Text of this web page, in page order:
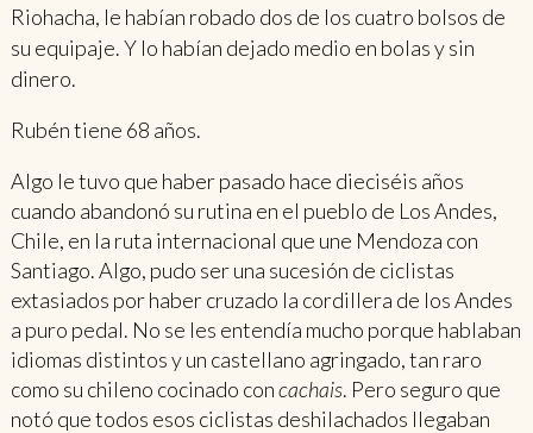
Riohacha, le habían robado dos de los cuatro bolsos de
su equipaje. Y lo habían dejado medio en bolas y sin
dinero.
Rubén tiene 68 años.
Algo le tuvo que haber pasado hace dieciséis años
cuando abandonó su rutina en el pueblo de Los Andes,
Chile, en la ruta internacional que une Mendoza con
Santiago. Algo, pudo ser una sucesión de ciclistas
extasiados por haber cruzado la cordillera de los Andes
a puro pedal. No se les entendía mucho porque hablaban
idiomas distintos y un castellano agringado, tan raro
como su chileno cocinado concachais. Pero seguro que
notó que todos esos ciclistas deshilachados llegaban